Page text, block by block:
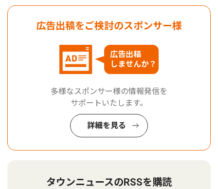
広告出稿をご検討のスポンサー様
広告出稿
しませんか？
多様なスポンサー様の情報発信を
サポートいたします。
詳細を見る
タウンニュースのRSSを購読